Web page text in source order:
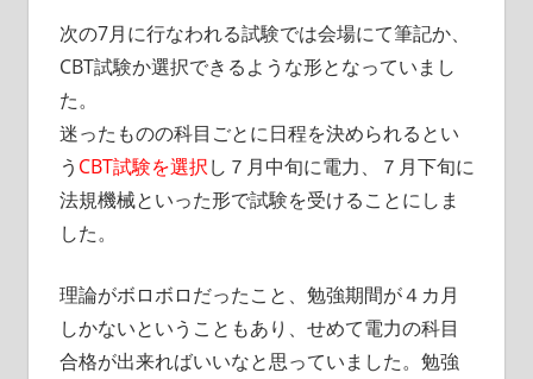
次の7月に行なわれる試験では会場にて筆記か、
CBT試験か選択できるような形となっていまし
た。
迷ったものの科目ごとに日程を決められるとい
う CBT試験を選択し７月中旬に電力、７月下旬に
法規機械といった形で試験を受けることにしま
した。
理論がボロボロだったこと、勉強期間が４カ月
しかないということもあり、せめて電力の科目
合格が出来ればいいなと思っていました。勉強